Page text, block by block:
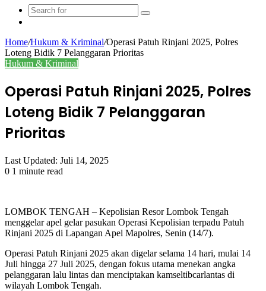
Search
Home/Hukum & Kriminal/‎Operasi Patuh Rinjani 2025, Polres
Loteng Bidik 7 Pelanggaran Prioritas
Hukum & Kriminal
‎Operasi Patuh Rinjani 2025, Polres
Loteng Bidik 7 Pelanggaran
Prioritas
Last Updated: Juli 14, 2025
0 1 minute read
‎LOMBOK TENGAH – Kepolisian Resor Lombok Tengah
menggelar apel gelar pasukan Operasi Kepolisian terpadu Patuh
Rinjani 2025 di Lapangan Apel Mapolres, Senin (14/7).
‎Operasi Patuh Rinjani 2025 akan digelar selama 14 hari, mulai 14
Juli hingga 27 Juli 2025, dengan fokus utama menekan angka
pelanggaran lalu lintas dan menciptakan kamseltibcarlantas di
wilayah Lombok Tengah.